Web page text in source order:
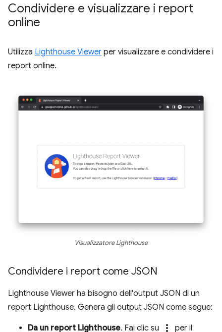
Condividere e visualizzare i report
online
Utilizza Lighthouse Viewer per visualizzare e condividere i
report online.
Visualizzatore Lighthouse
Condividere i report come JSON
Lighthouse Viewer ha bisogno dell'output JSON di un
report Lighthouse. Genera gli output JSON come segue:
Da un report Lighthouse. Fai clic su more_vert per il